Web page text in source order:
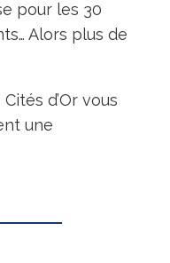
pour les 30
Alors plus de
d’Or vous
une